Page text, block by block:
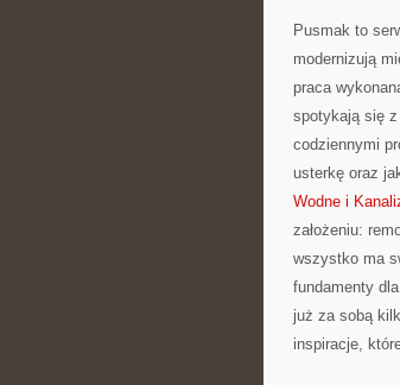
Pusmak to
modernizują
praca
spotykają się
codziennymi
usterkę oraz
Wodne i
założeniu:
wszystko ma
fundamenty
już za sobą
inspiracje,